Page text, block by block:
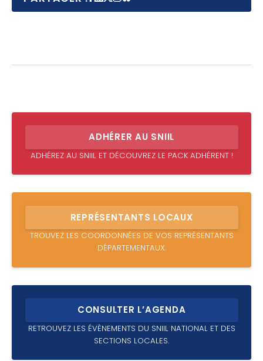
ADHÉRER AU SNIIL
ADHÉREZ AU SNIIL ET DÉCOUVREZ LE PACK ADHÉRENT !
REPRÉSENTANTS LOCAUX
TROUVEZ LES COORDONNÉES DE VOS REPRÉSENTANTS
DÉPARTEMENTAUX.
CONSULTER L’AGENDA
RETROUVEZ LES ÉVÈNEMENTS DU SNIIL NATIONAL ET DES
SECTIONS LOCALES.